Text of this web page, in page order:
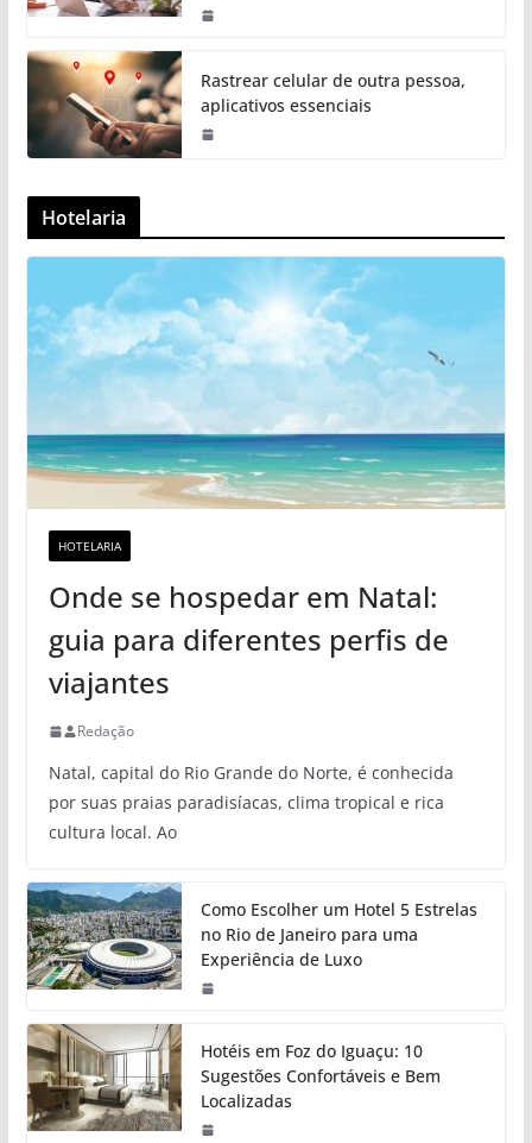
Rastrear celular de outra pessoa,
aplicativos essenciais
Hotelaria
HOTELARIA
Onde se hospedar em Natal:
guia para diferentes perfis de
viajantes
Redação
Natal, capital do Rio Grande do Norte, é conhecida
por suas praias paradisíacas, clima tropical e rica
cultura local. Ao
Como Escolher um Hotel 5 Estrelas
no Rio de Janeiro para uma
Experiência de Luxo
Hotéis em Foz do Iguaçu: 10
Sugestões Confortáveis e Bem
Localizadas